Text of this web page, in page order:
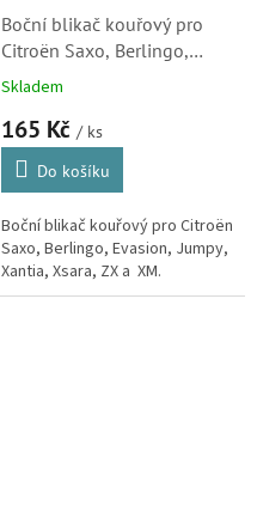
Boční blikač kouřový pro
Citroën Saxo, Berlingo,
Evasion, Jumpy, Xantia,
632562)
Skladem
165 Kč / ks
Do košíku
Boční blikač kouřový pro Citroën
Saxo, Berlingo, Evasion, Jumpy,
Xantia, Xsara, ZX a XM.